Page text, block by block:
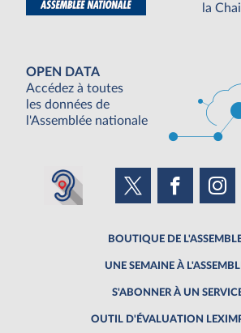
la
OPEN DATA
Accédez à toutes
les données de
l'Assemblée nationale
BOUTIQUE DE
UNE SEMAINE À
S'ABONNER À UN
OUTIL D'ÉVALUATION